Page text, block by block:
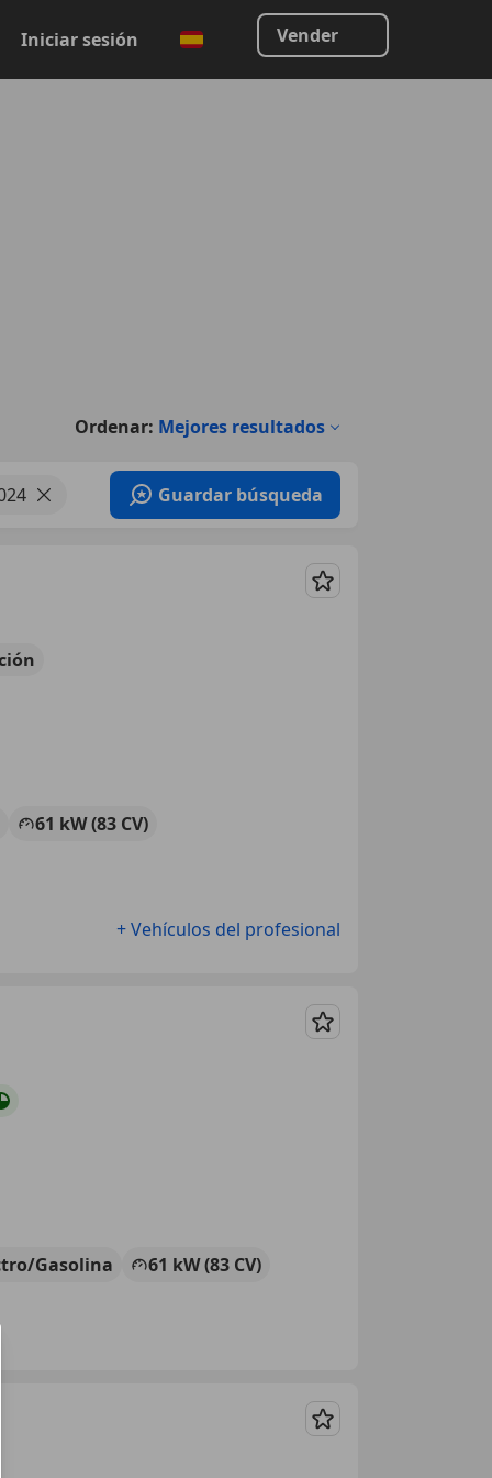
Iniciar sesión Vender
Ordenar: Mejores resultados
Guardar búsqueda
Guardar
61 kW (83 CV)
+ Vehículos del profesional
Guardar
Gasolina
61 kW (83 CV)
Guardar